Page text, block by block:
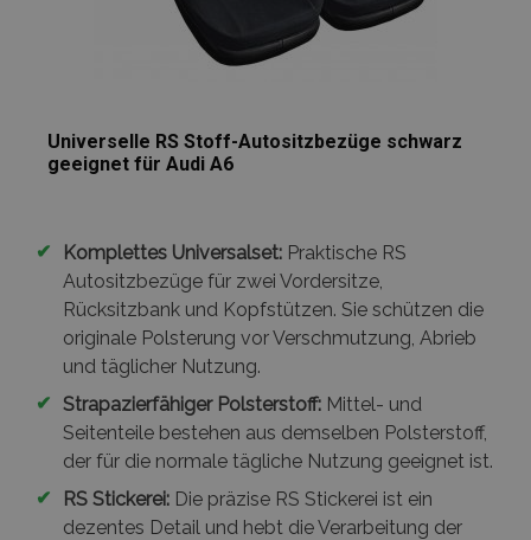
Universelle RS Stoff-Autositzbezüge schwarz
geeignet für Audi A6
✔ Komplettes Universalset: Praktische RS
Autositzbezüge für zwei Vordersitze,
Rücksitzbank und Kopfstützen. Sie schützen die
originale Polsterung vor Verschmutzung, Abrieb
und täglicher Nutzung.
✔ Strapazierfähiger Polsterstoff: Mittel- und
Seitenteile bestehen aus demselben Polsterstoff,
der für die normale tägliche Nutzung geeignet ist.
✔
RS Stickerei: Die präzise RS Stickerei ist ein
dezentes Detail und hebt die Verarbeitung der